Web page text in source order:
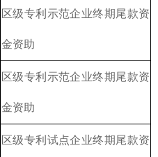
区级专利示范企业终期尾款资
金资助
区级专利示范企业终期尾款资
金资助
区级专利试点企业终期尾款资